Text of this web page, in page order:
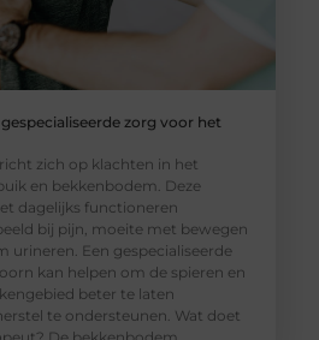
zorg voor het
zich op klachten in het
en bekkenbodem. Deze
dagelijks functioneren
bij pijn, moeite met bewegen
urineren. Een gespecialiseerde
kan helpen om de spieren en
beter te laten
te ondersteunen. Wat doet